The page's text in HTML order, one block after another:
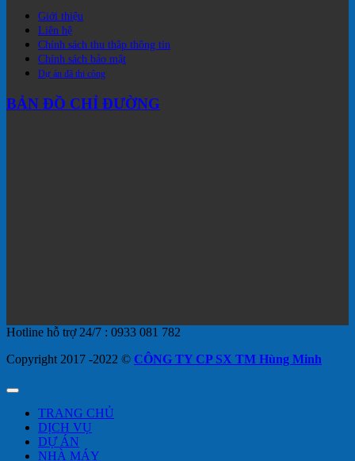
Giới thiệu
Liên hệ
Chính sách thu thập thông tin
Chính sách bảo mật
Dự án đã thi công
BẢN ĐỒ CHỈ ĐƯỜNG
Hotline hỗ trợ 24/7 : 0933 081 782
Copyright 2017 -2022 © CÔNG TY CP SX TM Hùng Minh
TRANG CHỦ
DỊCH VỤ
DỰ ÁN
NHÀ MÁY